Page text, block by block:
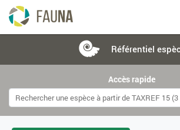
Référentiel
Accès rapide